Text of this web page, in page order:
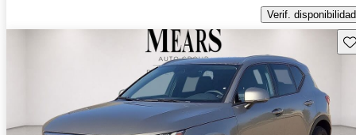
Verif. disponibilidad